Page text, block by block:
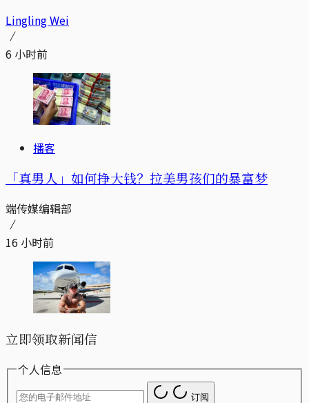
Lingling Wei
6 小时前
播客
「真男人」如何挣大钱？拉美男孩们的暴富梦
端传媒编辑部
16 小时前
立即领取新闻信
个人信息
订阅